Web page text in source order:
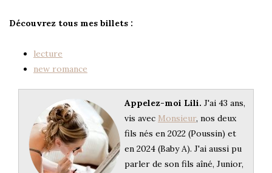
Découvrez tous mes billets :
lecture
new romance
Appelez-moi Lili. J'ai 43 ans,
vis avec Monsieur, nos deux
fils nés en 2022 (Poussin) et
en 2024 (Baby A). J'ai aussi pu
parler de son fils aîné, Junior,